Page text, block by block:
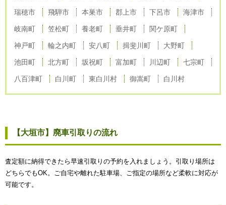
瑞穂市 飛騨市 本巣市 郡上市 下呂市 海津市
岐南町 笠松町 養老町 垂井町 関ケ原町
神戸町 輪之内町 安八町 揖斐川町 大野町
池田町 北方町 坂祝町 富加町 川辺町 七宗町
八百津町 白川町 東白川村 御嵩町 白川村
【大垣市】廃車引取りの流れ
査定額に納得できたら早速引取りの予約を入れましょう。引取り場所は
どちらでもOK。ご自宅や離れた駐車場、ご指定の場所など柔軟に対応が
可能です。